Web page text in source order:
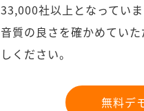
33,000社以上となっていま
音質の良さを確かめていた
しください。
無料デ